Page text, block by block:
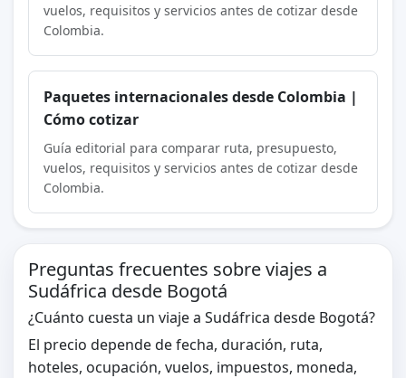
vuelos, requisitos y servicios antes de cotizar desde
Colombia.
Paquetes internacionales desde Colombia |
Cómo cotizar
Guía editorial para comparar ruta, presupuesto,
vuelos, requisitos y servicios antes de cotizar desde
Colombia.
Preguntas frecuentes sobre viajes a
Sudáfrica desde Bogotá
¿Cuánto cuesta un viaje a Sudáfrica desde Bogotá?
El precio depende de fecha, duración, ruta,
hoteles, ocupación, vuelos, impuestos, moneda,